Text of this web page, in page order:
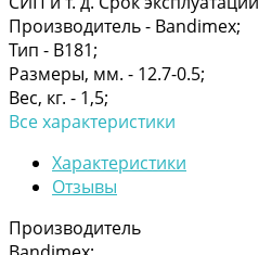
Производитель - Bandimex;
Тип - В181;
Размеры, мм. - 12.7-0.5;
Вес, кг. - 1,5;
Все характеристики
Характеристики
Отзывы
Производитель